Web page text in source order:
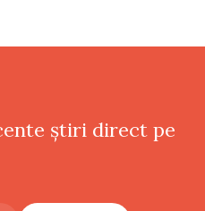
știri direct pe